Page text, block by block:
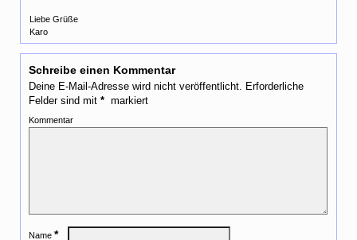
Liebe Grüße
Karo
Schreibe einen Kommentar
Deine E-Mail-Adresse wird nicht veröffentlicht. Erforderliche
Felder sind mit * markiert
Kommentar
Name *